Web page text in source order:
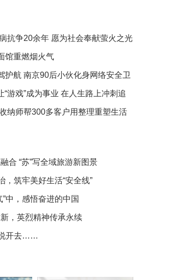
抗争20余年 愿为社会奉献萤火之光
馆重燃烟火气
护航 南京90后小伙化身网络安全卫
“游戏”成为事业 在人生路上冲刺追
纳师帮300多客户用整理重塑生活
合 “苏”写全域旅游新图景
，筑牢美好生活“安全线”
中，感悟奋进的中国
，英烈精神传承永续
说开去……